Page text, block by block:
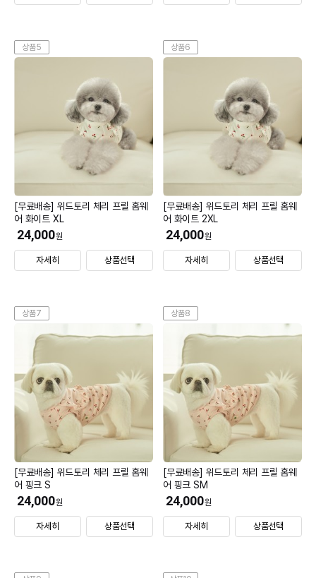
상품5
[무료배송] 위드토리 체리 프릴 홈웨
어 화이트 XL
24,000원
자세히 상품선택
상품6
[무료배송] 위드토리 체리 프릴 홈웨
어 화이트 2XL
24,000원
자세히 상품선택
상품7
[무료배송] 위드토리 체리 프릴 홈웨
어 핑크 S
24,000원
자세히 상품선택
상품8
[무료배송] 위드토리 체리 프릴 홈웨
어 핑크 SM
24,000원
자세히 상품선택